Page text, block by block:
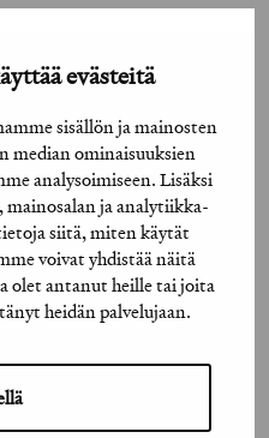
evästeitä
sisällön ja mainosten
median ominaisuuksien
analysoimiseen. Lisäksi
mainosalan ja analytiikka-
siitä, miten käytät
voivat yhdistää näitä
olet antanut heille tai joita
heidän palvelujaan.
Uotila